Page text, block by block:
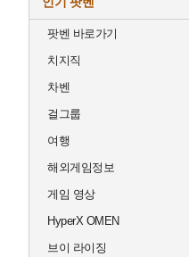
팟벤 바로가기
치지직
차벤
걸그룹
여행
해외게임정보
게임 영상
HyperX OMEN
브이 라이징